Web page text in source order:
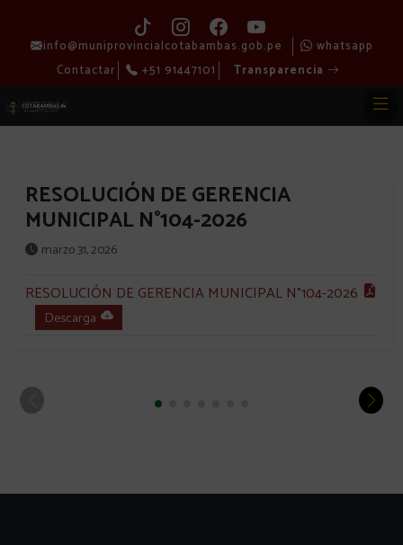
info@muniprovincialcotabambas.gob.pe
whatsapp
Contactar
+51 91447101 Transparencia
RESOLUCIÓN DE GERENCIA
MUNICIPAL N°104-2026
marzo 31, 2026
RESOLUCIÓN DE GERENCIA MUNICIPAL N°104-2026
Descarga